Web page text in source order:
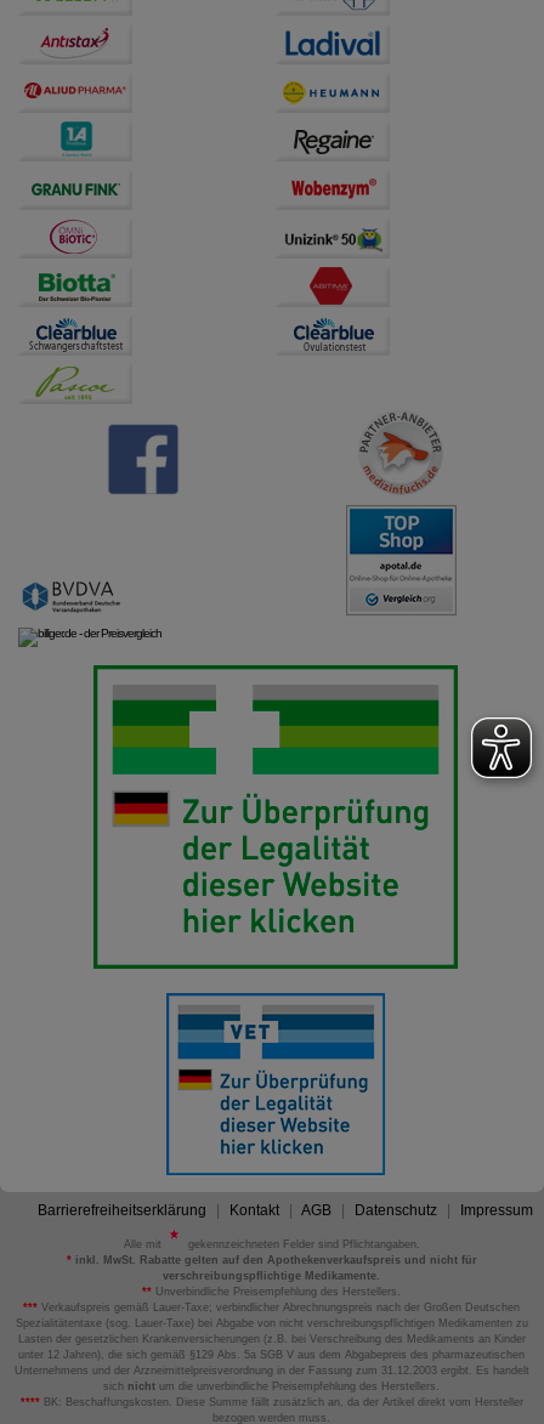
Barrierefreiheitserklärung Kontakt AGB Datenschutz Impressum
Alle mit
gekennzeichneten Felder sind Pflichtangaben.
*inkl. MwSt. Rabatte gelten auf den Apothekenverkaufspreis und nicht für
verschreibungspflichtige Medikamente.
** Unverbindliche Preisempfehlung des Herstellers.
*** Verkaufspreis gemäß Lauer-Taxe; verbindlicher Abrechnungspreis nach der Großen Deutschen
Spezialitätentaxe (sog. Lauer-Taxe) bei Abgabe von nicht verschreibungspflichtigen Medikamenten zu
Lasten der gesetzlichen Krankenversicherungen (z.B. bei Verschreibung des Medikaments an Kinder
unter 12 Jahren), die sich gemäß §129 Abs. 5a SGB V aus dem Abgabepreis des pharmazeutischen
Unternehmens und der Arzneimittelpreisverordnung in der Fassung zum 31.12.2003 ergibt. Es handelt
sich nicht um die unverbindliche Preisempfehlung des Herstellers.
****BK: Beschaffungskosten. Diese Summe fällt zusätzlich an, da der Artikel direkt vom Hersteller
bezogen werden muss.